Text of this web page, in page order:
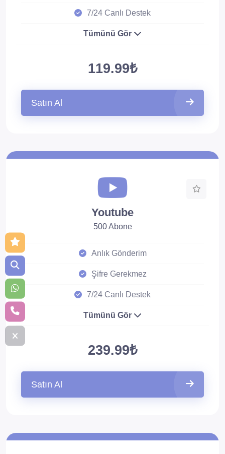
7/24 Canlı Destek
Tümünü Gör
119.99₺
Satın Al
Youtube
500 Abone
Anlık Gönderim
Şifre Gerekmez
7/24 Canlı Destek
Tümünü Gör
239.99₺
Satın Al